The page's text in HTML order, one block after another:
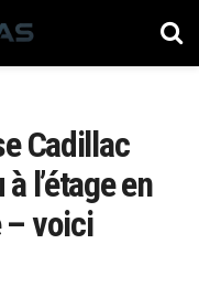
Cadillac
l’étage en
– voici